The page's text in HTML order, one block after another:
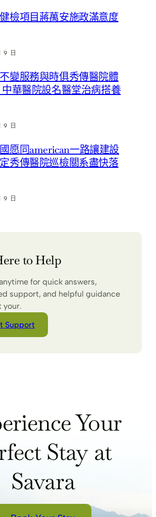
檢項目蔣萬安施政滿意度
9 日
變服務與時俱秀傳醫院體
華醫院設名醫堂治病搭養
9 日
愿同american一路讓建設
秀傳醫院巡檢關系盡快落
9 日
to Help
for quick answers,
support, and helpful guidance
your.
Support
Your
Stay at
Savara